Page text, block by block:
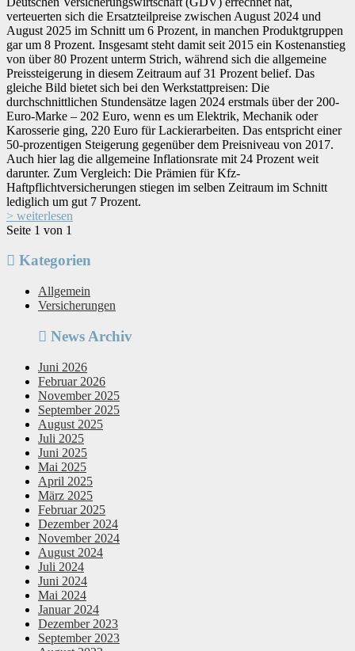
verteuerten sich die Ersatzteilpreise zwischen August 2024 und
August 2025 im Schnitt um 6 Prozent, in manchen Produktgruppen
gar um 8 Prozent. Insgesamt steht damit seit 2015 ein Kostenanstieg
von über 80 Prozent unterm Strich, während sich die allgemeine
Preissteigerung in diesem Zeitraum auf 31 Prozent belief. Das
gleiche Bild bietet sich bei den Werkstattpreisen: Die
durchschnittlichen Stundensätze lagen 2024 erstmals über der 200-
Euro-Marke – 202 Euro, wenn es um Elektrik, Mechanik oder
Karosserie ging, 220 Euro für Lackierarbeiten. Das entspricht einer
50-prozentigen Steigerung gegenüber dem Preisniveau von 2017.
Auch hier lag die allgemeine Inflationsrate mit 24 Prozent weit
darunter. Zum Vergleich: Die Prämien für Kfz-
Haftpflichtversicherungen stiegen im selben Zeitraum im Schnitt
lediglich um gut 7 Prozent.
> weiterlesen
Seite 1 von 1
Kategorien
Allgemein
Versicherungen
News Archiv
Juni 2026
Februar 2026
November 2025
September 2025
August 2025
Juli 2025
Juni 2025
Mai 2025
April 2025
März 2025
Februar 2025
Dezember 2024
November 2024
August 2024
Juli 2024
Juni 2024
Mai 2024
Januar 2024
Dezember 2023
September 2023